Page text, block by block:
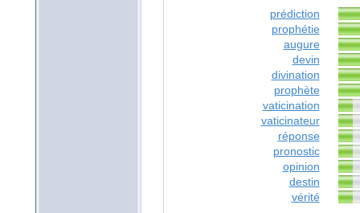
prédiction
prophétie
augure
devin
divination
prophète
vaticination
vaticinateur
réponse
pronostic
opinion
destin
vérité